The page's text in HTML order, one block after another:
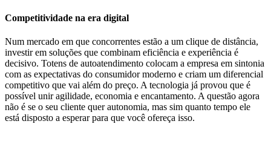
Competitividade na era digital
Num mercado em que concorrentes estão a um clique de distância,
investir em soluções que combinam eficiência e experiência é
decisivo. Totens de autoatendimento colocam a empresa em sintonia
com as expectativas do consumidor moderno e criam um diferencial
competitivo que vai além do preço. A tecnologia já provou que é
possível unir agilidade, economia e encantamento. A questão agora
não é se o seu cliente quer autonomia, mas sim quanto tempo ele
está disposto a esperar para que você ofereça isso.